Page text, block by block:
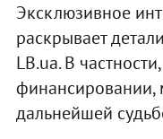
Эксклюзивное
раскрывает
LB.ua. В
финансировании,
дальнейшей